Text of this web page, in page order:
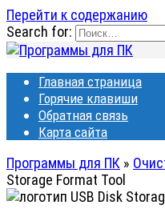
Перейти к содержанию
Search for:
Главная страница
Горячие клавиши
Обратная связь
Карта сайта
Программы для ПК »
Storage Format Tool